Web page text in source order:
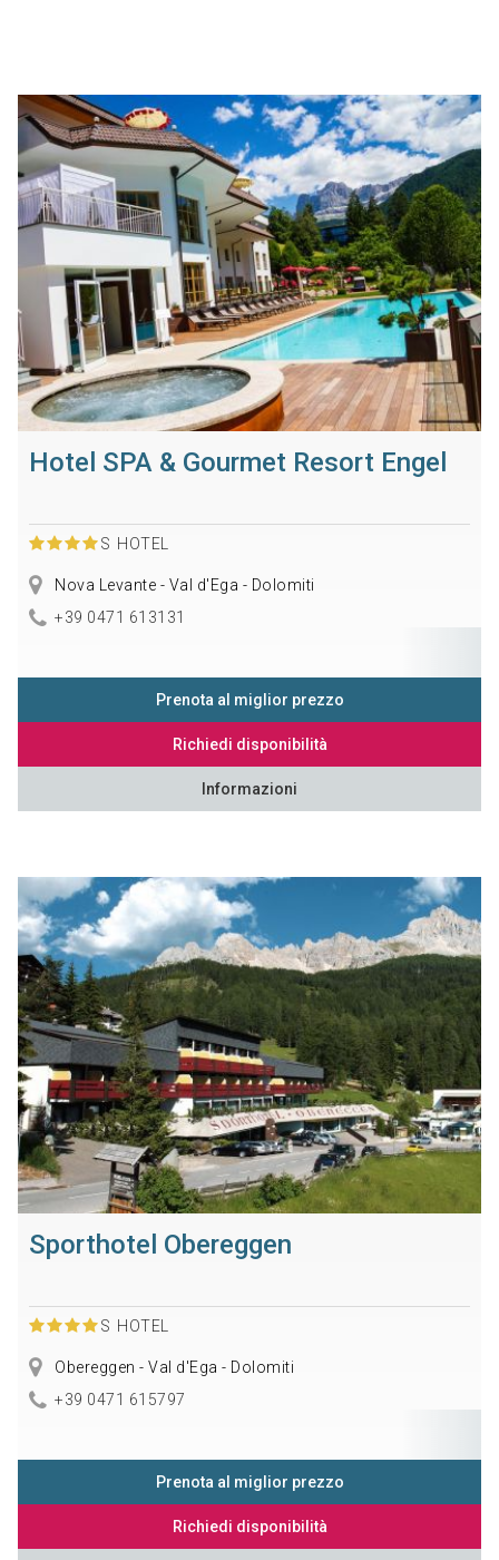
Hotel SPA & Gourmet Resort Engel
S HOTEL
Nova Levante - Val d'Ega - Dolomiti
+39 0471 613131
Prenota al miglior prezzo
Richiedi disponibilità
Informazioni
Sporthotel Obereggen
S HOTEL
Obereggen - Val d'Ega - Dolomiti
+39 0471 615797
Prenota al miglior prezzo
Richiedi disponibilità